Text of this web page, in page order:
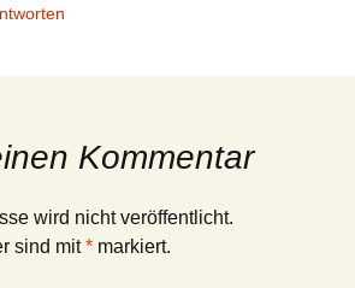
Kommentar
wird nicht veröffentlicht.
sind mit* markiert.